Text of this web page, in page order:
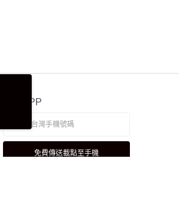
官方APP
免費傳送載點至手機